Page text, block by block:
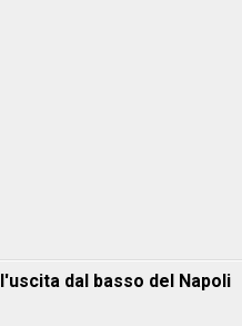
dal basso del Napoli